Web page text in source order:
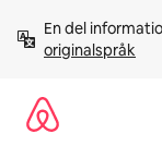
innehåll
En del
originalspråk